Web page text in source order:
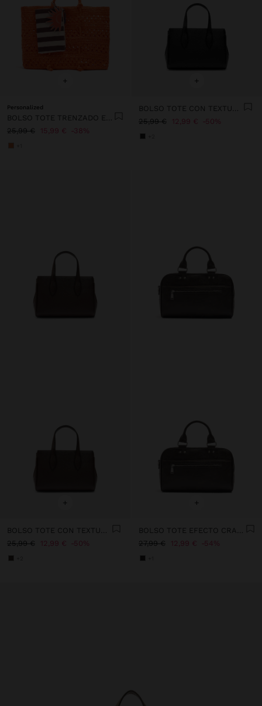
+
Personalized
25,99 €
15,99 € 38%
+
25,99 €
12,99 € 50%
+
BOLSO TOTE CON TEXTURA S
25,99 €
12,99 € 50%
+
BOLSO TOTE EFECTO CRAQUELADO CON BANDOLERA
27,99 €
12,99 € 54%